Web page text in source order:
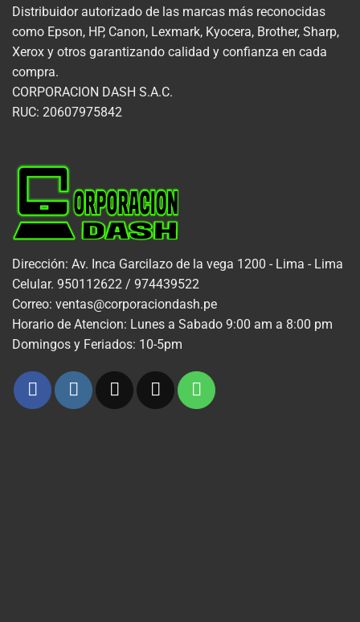
Distribuidor autorizado de las marcas más reconocidas
como Epson, HP, Canon, Lexmark, Kyocera, Brother, Sharp,
Xerox y otros garantizando calidad y confianza en cada
compra.
CORPORACION DASH S.A.C.
RUC: 20607975842
Dirección: Av. Inca Garcilazo de la vega 1200 - Lima - Lima
Celular. 950112622 / 974439522
Correo: ventas@corporaciondash.pe
Horario de Atencion: Lunes a Sabado 9:00 am a 8:00 pm
Domingos y Feriados: 10-5pm